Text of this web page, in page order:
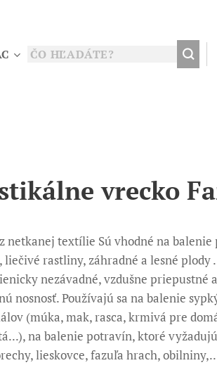
vrecko
netkanej textílie Sú vhodné na
liečivé rastliny, záhradné a lesné plody
nezávadné, vzdušne priepustné
nosnosť. Používajú sa na balenie
(múka, mak, rasca, krmivá pre
na balenie potravín, ktoré
lieskovce, fazuľa hrach,